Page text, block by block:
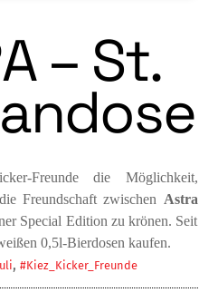
– St.
Freunde die Möglichkeit,
Freundschaft zwischen Astra
Special Edition zu krönen. Seit
0,5l-Bierdosen kaufen.
,#Kiez_Kicker_Freunde